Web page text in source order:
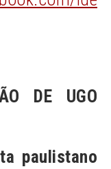
DE UGO
paulistano